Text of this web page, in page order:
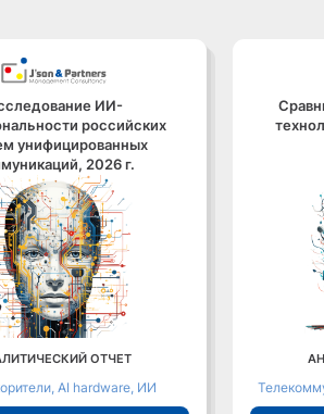
ИИ-
российских
унифицированных
2026 г.
ОТЧЕТ
AI hardware, ИИ
технологий